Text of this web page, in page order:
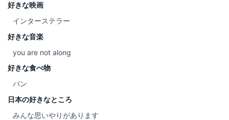
好きな映画
インターステラー
好きな音楽
you are not along
好きな食べ物
パン
日本の好きなところ
みんな思いやりがあります